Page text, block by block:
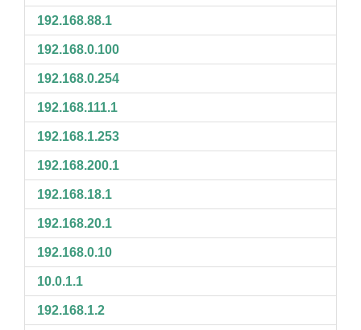
192.168.88.1
192.168.0.100
192.168.0.254
192.168.111.1
192.168.1.253
192.168.200.1
192.168.18.1
192.168.20.1
192.168.0.10
10.0.1.1
192.168.1.2